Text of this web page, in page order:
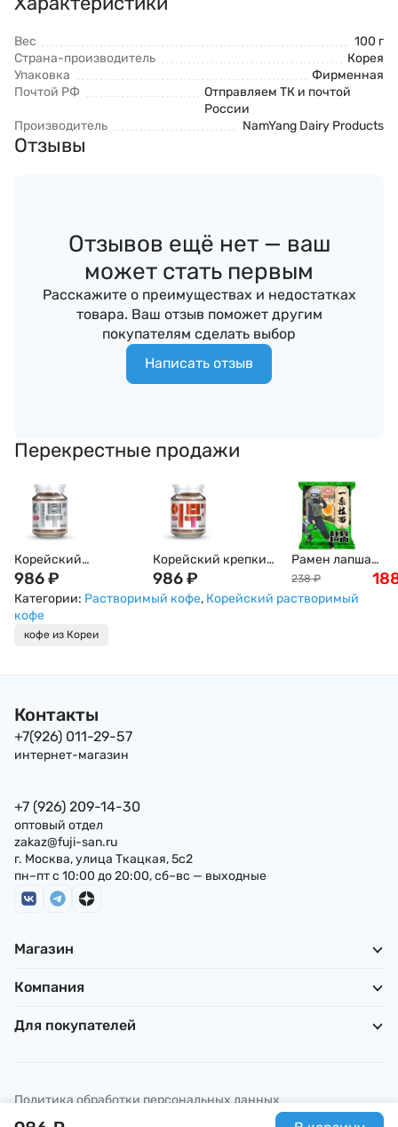
Вес
100 г
Страна-производитель
Корея
Упаковка
Фирменная
Почтой РФ
Отправляем ТК и почтой
России
Производитель
NamYang Dairy Products
Отзывы
Отзывов ещё нет — ваш
может стать первым
Расскажите о преимуществах и недостатках
товара. Ваш отзыв поможет другим
покупателям сделать выбор
Написать отзыв
Перекрестные продажи
Корейский
растворимый кофе
средней крепости
IMUDJI Silver
Sensation, 100 г,
Корея
986₽
Корейский крепкий
растворимый кофе
IMUDJI Red Energy
Огненная энергия,
986₽
Рамен лапша
Наруто на
бульоне Тонкацу,
коллекционное
238 ₽
Категории: Растворимый кофе, Корейский растворимый
кофе
кофе из Кореи
Контакты
+7(926) 011-29-57
интернет-магазин
+7 (926) 209-14-30
оптовый отдел
zakaz@fuji-san.ru
г. Москва, улица Ткацкая, 5с2
пн–пт с 10:00 до 20:00, сб–вс — выходные
Магазин
Компания
Для покупателей
Политика обработки персональных данных